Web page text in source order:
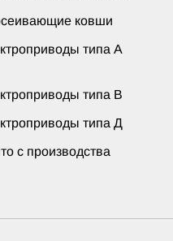
ковши
типа А
типа В
типа Д
с производства